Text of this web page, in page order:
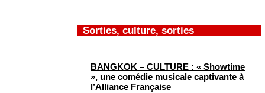
Sorties, culture, sorties
BANGKOK – CULTURE : « Showtime
», une comédie musicale captivante à
l’Alliance Française